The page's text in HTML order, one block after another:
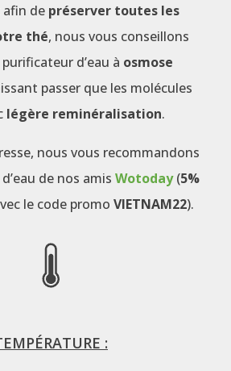
afin de préserver toutes les
thé, nous vous conseillons
d’eau à osmose
passer que les molécules
légère reminéralisation.
nous vous recommandons
de nos amis Wotoday(5%
le code promo VIETNAM22).
: